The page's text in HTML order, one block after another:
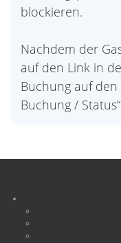
blockieren.
Nachdem der
auf den Link in
Buchung auf den
Buchung /